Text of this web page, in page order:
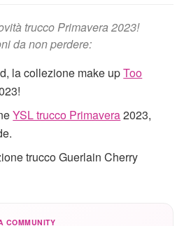
trucco Primavera 2023!
da non perdere:
la collezione make upToo
YSL trucco Primavera2023,
trucco Guerlain Cherry
COMMUNITY